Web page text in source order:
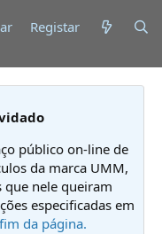
Registar
público on-line de
da marca UMM,
que nele queiram
especificadas em
da página.